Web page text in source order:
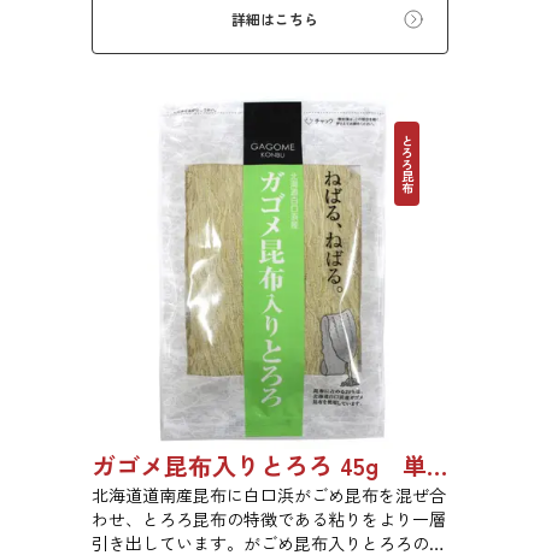
詳細はこちら
とろろ昆布
ガゴメ昆布入りとろろ 45g 単品 5袋セット 20袋セット 1774
北海道道南産昆布に白口浜がごめ昆布を混ぜ合
わせ、とろろ昆布の特徴である粘りをより一層
引き出しています。がごめ昆布入りとろろの粘